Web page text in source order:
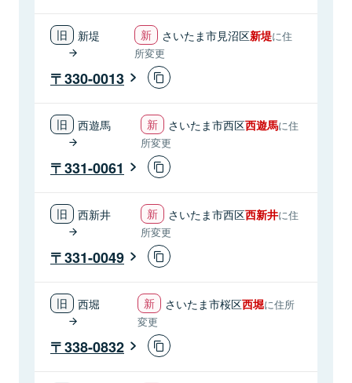
新堤 さいたま市見沼区新堤に住
所変更
330-0013
西遊馬 さいたま市西区西遊馬に住
所変更
331-0061
西新井 さいたま市西区西新井に住
所変更
331-0049
西堀 さいたま市桜区西堀に住所
変更
338-0832